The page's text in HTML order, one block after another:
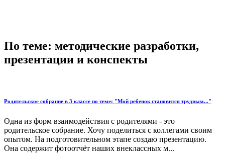
По теме: методические разработки,
презентации и конспекты
Родительское собрание в 3 классе по теме: "Мой ребенок становится трудным..."
Одна из форм взаимодействия с родителями - это
родительское собрание. Хочу поделиться с коллегами своим
опытом. На подготовительном этапе создаю презентацию.
Она содержит фотоотчёт наших внеклассных м...